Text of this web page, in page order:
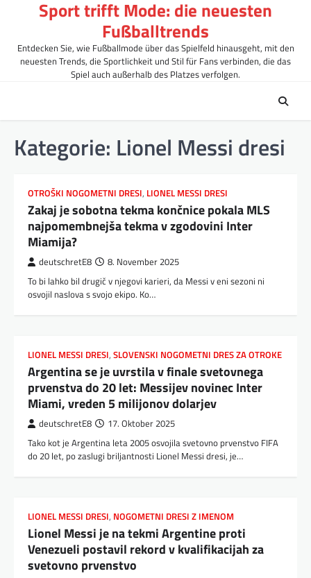
content
Sport trifft Mode: die neuesten
Fußballtrends
Entdecken Sie, wie Fußballmode über das Spielfeld hinausgeht, mit den
neuesten Trends, die Sportlichkeit und Stil für Fans verbinden, die das
Spiel auch außerhalb des Platzes verfolgen.
Kategorie: Lionel Messi dresi
OTROŠKI NOGOMETNI DRESI, LIONEL MESSI DRESI
Zakaj je sobotna tekma končnice pokala MLS
najpomembnejša tekma v zgodovini Inter
Miamija?
deutschretE8 8. November 2025
To bi lahko bil drugič v njegovi karieri, da Messi v eni sezoni ni
osvojil naslova s ​​svojo ekipo. Ko…
LIONEL MESSI DRESI, SLOVENSKI NOGOMETNI DRES ZA OTROKE
Argentina se je uvrstila v finale svetovnega
prvenstva do 20 let: Messijev novinec Inter
Miami, vreden 5 milijonov dolarjev
deutschretE8 17. Oktober 2025
Tako kot je Argentina leta 2005 osvojila svetovno prvenstvo FIFA
do 20 let, po zaslugi briljantnosti Lionel Messi dresi, je…
LIONEL MESSI DRESI, NOGOMETNI DRESI Z IMENOM
Lionel Messi je na tekmi Argentine proti
Venezueli postavil rekord v kvalifikacijah za
svetovno prvenstvo